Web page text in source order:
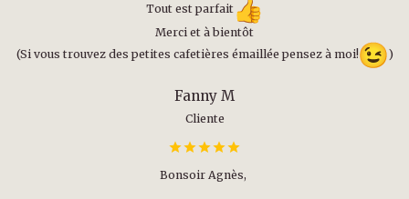
Tout est parfait
Merci et à bientôt
(Si vous trouvez des petites cafetières émaillée pensez à moi!
)
Fanny M
Cliente
Bonsoir Agnès,